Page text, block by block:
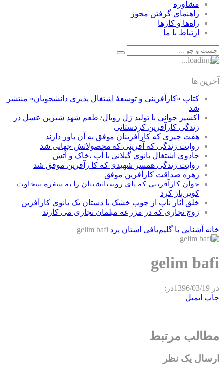
مشاوره
راهنمای گرفتن مجوز
راه‌ها و كارها
ارتباط با ما
آخرین ها
کتاب «کارآفرینی و توسعۀ اشتغال پذیری دانشجویان» منتشر
شد
اکسیر جوانی با تولید ژل رویال/ طعم شهد شیرین عسل‌ در
زندگی کارآفرین کردستانی
هفت چیزی که کارآفرینان موفق به آن باور دارند
روایت زندگی که آفرینی که محصولاتش جهانی شد
جادوی اشتغال بانوی گیلانی با آب ،خاک و آتش
روایت زندگی همسر شهیدی که کا رآفرین موفق شد
زهره صداقت کارآفرین موفق
جوان کارآفرینی که پای روستانشینان را به سفره سخاوت
کویر باز کرد
خلق آثار ناب از چوب خشک با دستان یک بانوی کارآفرین
زوج نجاری که در مزرعه مبلمان نجاری می کارند
خانه آشنایی با گلیم‌بافی استان یزد gelim bafi
gelim bafi
در 1396/03/19در:
چاپ ایمیل
مطالب مرتبط
ارسال یک نظر